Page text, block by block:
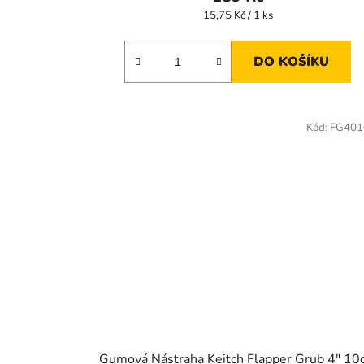
Měrná
15,75 Kč / 1 ks
DO KOŠÍKU
Gumová Nástraha Keitch Flapper Grub 4"
Kód: